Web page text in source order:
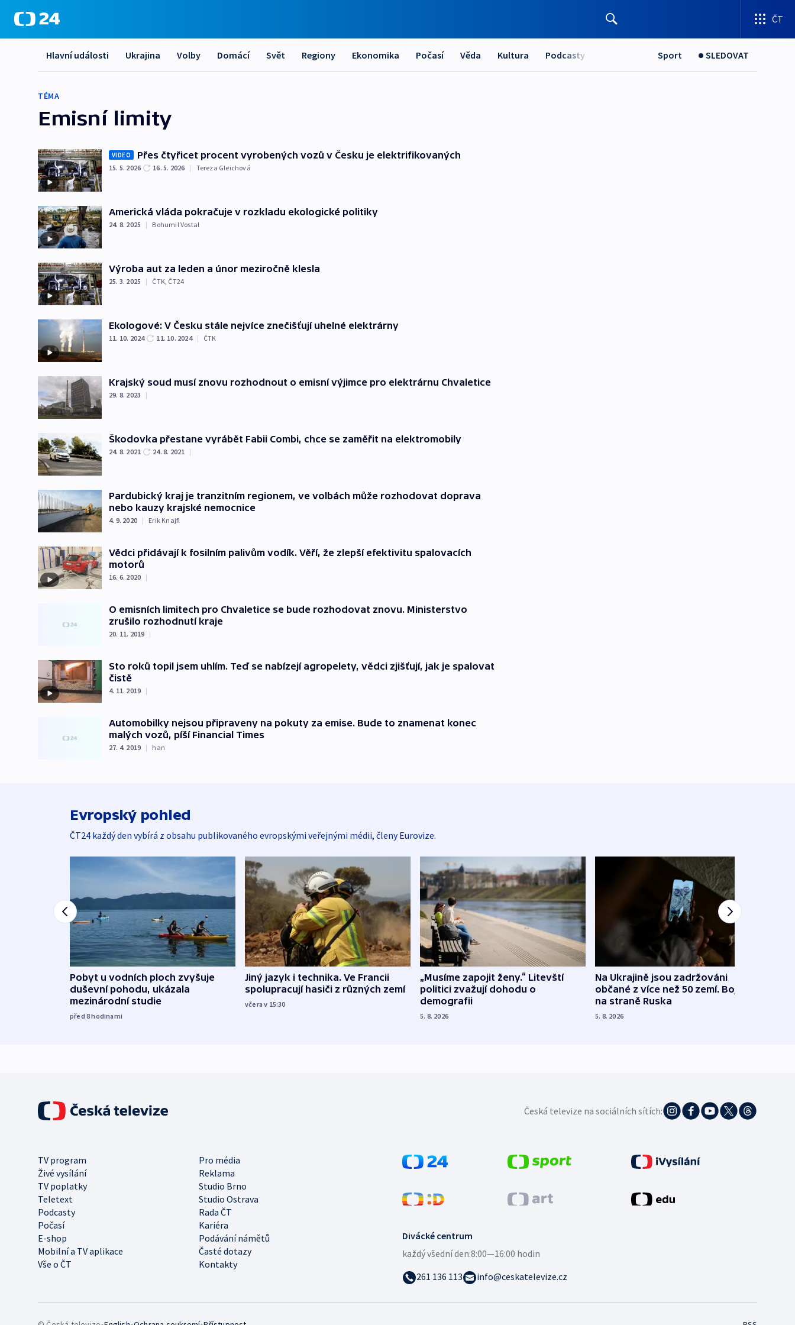
ČT
Hlavní události Ukrajina Volby Domácí Svět Regiony Ekonomika Počasí Věda Kultura Podcasty Sport SLEDOVAT
TÉMA
Emisní limity
VIDEO Přes čtyřicet procent vyrobených vozů v Česku je elektrifikovaných
15. 5. 2026 16. 5. 2026 | Tereza Gleichová
Americká vláda pokračuje v rozkladu ekologické politiky
24. 8. 2025 | Bohumil Vostal
Výroba aut za leden a únor meziročně klesla
25. 3. 2025 | ČTK, ČT24
Ekologové: V Česku stále nejvíce znečišťují uhelné elektrárny
11. 10. 2024 11. 10. 2024 | ČTK
Krajský soud musí znovu rozhodnout o emisní výjimce pro elektrárnu Chvaletice
29. 8. 2023 |
Škodovka přestane vyrábět Fabii Combi, chce se zaměřit na elektromobily
24. 8. 2021 24. 8. 2021 |
Pardubický kraj je tranzitním regionem, ve volbách může rozhodovat doprava
nebo kauzy krajské nemocnice
4. 9. 2020 | Erik Knajfl
Vědci přidávají k fosilním palivům vodík. Věří, že zlepší efektivitu spalovacích
motorů
16. 6. 2020 |
O emisních limitech pro Chvaletice se bude rozhodovat znovu. Ministerstvo
zrušilo rozhodnutí kraje
20. 11. 2019 |
Sto roků topil jsem uhlím. Teď se nabízejí agropelety, vědci zjišťují, jak je spalovat
čistě
4. 11. 2019 |
Automobilky nejsou připraveny na pokuty za emise. Bude to znamenat konec
malých vozů, píší Financial Times
27. 4. 2019 | han
Evropský pohled
ČT24 každý den vybírá z obsahu publikovaného evropskými veřejnými médii, členy Eurovize.
Pobyt u vodních ploch zvyšuje
duševní pohodu, ukázala
mezinárodní studie
před 8hodinami
Jiný jazyk i technika. Ve Francii
spolupracují hasiči z různých zemí
včera v 15:30
„Musíme zapojit ženy.“ Litevští
politici zvažují dohodu o
demografii
5. 8. 2026
Na Ukrajině jsou zadržováni
občané z více než 50 zemí. Bojovali
na straně Ruska
5. 8. 2026
Česká televize na sociálních sítích:
TV program
Pro média
Živé vysílání
Reklama
TV poplatky
Studio Brno
Teletext
Studio Ostrava
Podcasty
Rada ČT
Počasí
Kariéra
E-shop
Podávání námětů
Mobilní a TV aplikace
Časté dotazy
Vše o ČT
Kontakty
Divácké centrum
každý všední den:8:00—16:00 hodin
261 136 113
info@ceskatelevize.cz